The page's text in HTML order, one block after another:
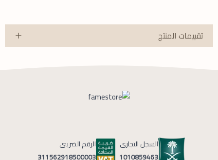
تقييمات المنتج
السجل التجاري
1010859463
الرقم الضريبي
311562918500003